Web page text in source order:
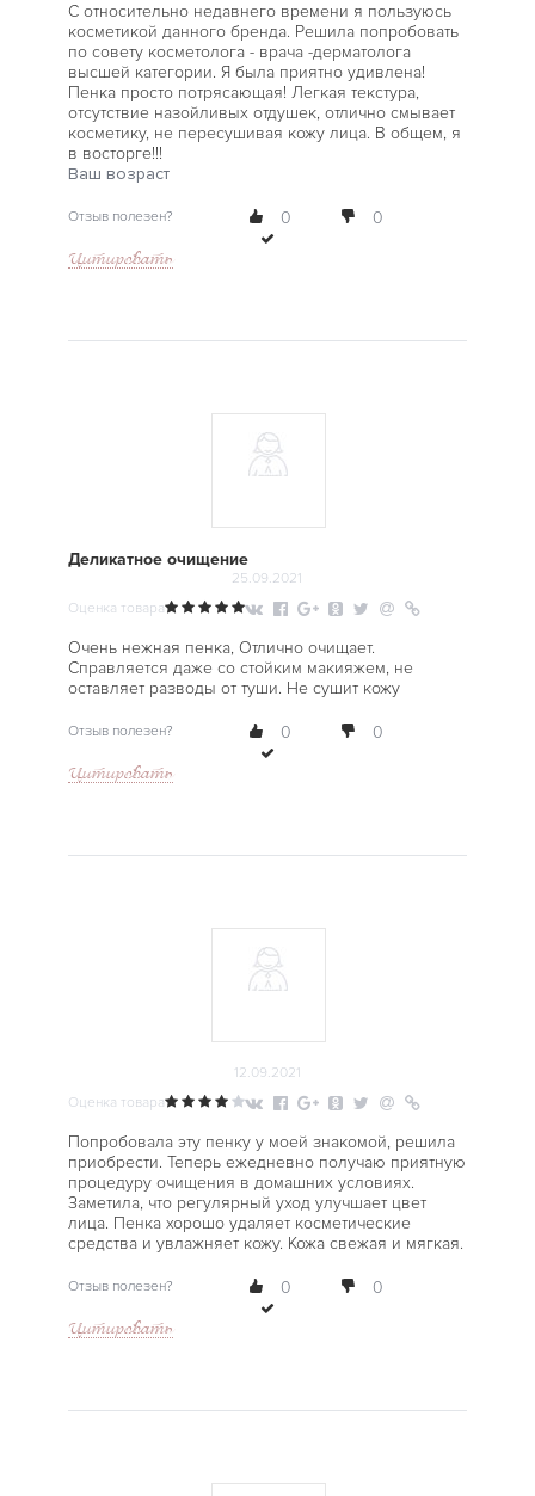
С относительно недавнего времени я пользуюсь
косметикой данного бренда. Решила попробовать
по совету косметолога - врача -дерматолога
высшей категории. Я была приятно удивлена!
Пенка просто потрясающая! Легкая текстура,
отсутствие назойливых отдушек, отлично смывает
косметику, не пересушивая кожу лица. В общем, я
в восторге!!!
Ваш возраст
Отзыв полезен? 0 0
Цитировать
Деликатное очищение
25.09.2021
Оценка товара
Очень нежная пенка, Отлично очищает.
Справляется даже со стойким макияжем, не
оставляет разводы от туши. Не сушит кожу
Отзыв полезен? 0 0
Цитировать
12.09.2021
Оценка товара
Попробовала эту пенку у моей знакомой, решила
приобрести. Теперь ежедневно получаю приятную
процедуру очищения в домашних условиях.
Заметила, что регулярный уход улучшает цвет
лица. Пенка хорошо удаляет косметические
средства и увлажняет кожу. Кожа свежая и мягкая.
Отзыв полезен? 0 0
Цитировать